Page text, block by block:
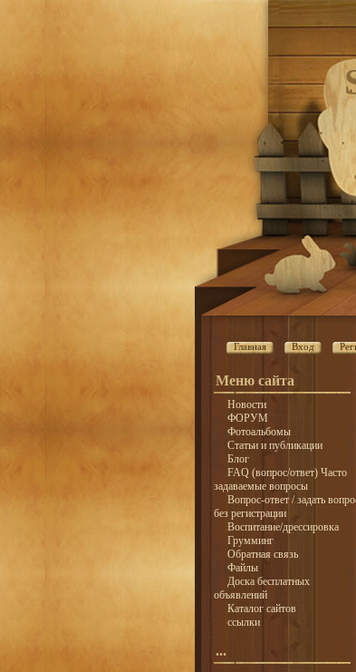
Главная Вход
Меню сайта
Новости
ФОРУМ
Фотоальбомы
Статьи и публикации
Блог
FAQ (вопрос/ответ) Часто
задаваемые вопросы
Вопрос-ответ / задать
без регистрации
Воспитание/дрессировка
Грумминг
Обратная связь
Файлы
Доска бесплатных
объявлений
Каталог сайтов
ссылки
...